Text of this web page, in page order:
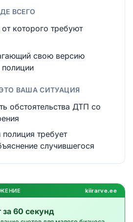
ВСЕГО
которого требуют
свою версию
ВАША СИТУАЦИЯ
обстоятельства ДТП со
требует
случившегося
kiirarve.ee
за 60 секунд